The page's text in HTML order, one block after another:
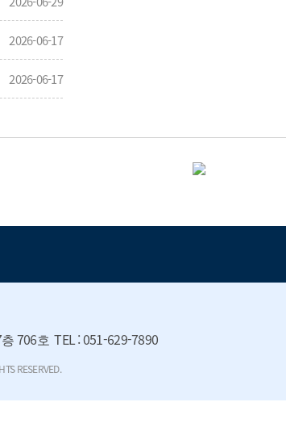
2026-06-17
2026-06-17
706호  TEL : 051-629-7890
RESERVED.